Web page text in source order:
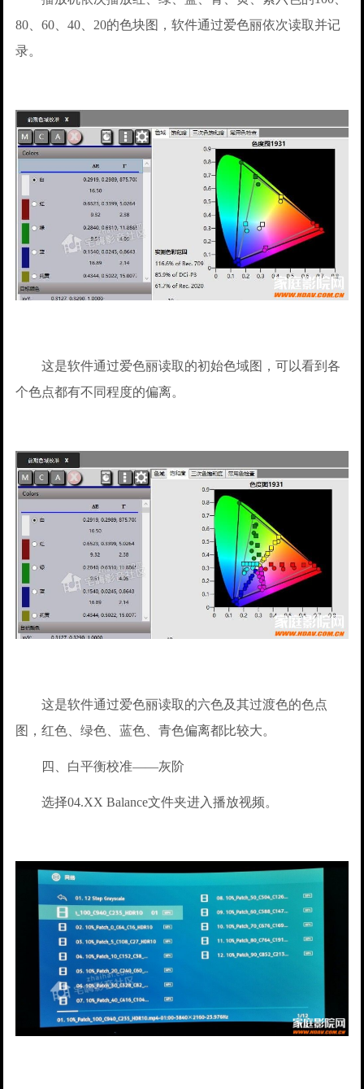
80、60、40、20的色块图，软件通过爱色丽依次读取并记
录。
这是软件通过爱色丽读取的初始色域图，可以看到各
个色点都有不同程度的偏离。
这是软件通过爱色丽读取的六色及其过渡色的色点
图，红色、绿色、蓝色、青色偏离都比较大。
四、白平衡校准——灰阶
选择04.XX Balance文件夹进入播放视频。